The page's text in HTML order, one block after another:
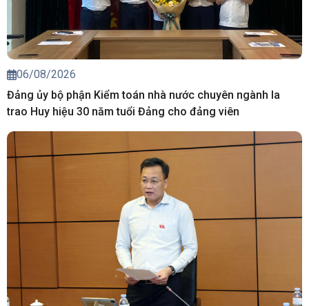
06/08/2026
Đảng ủy bộ phận Kiểm toán nhà nước chuyên ngành Ia
trao Huy hiệu 30 năm tuổi Đảng cho đảng viên